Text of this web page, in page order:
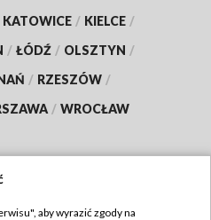
KATOWICE / KIELCE /
/ ŁÓDŹ / OLSZTYN /
/ RZESZÓW /
/ WROCŁAW
aby wyrazić zgody na